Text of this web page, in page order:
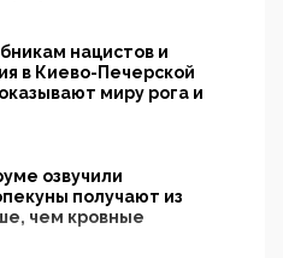
нацистов и
в Киево-Печерской
миру рога и
озвучили
получают из
чем кровные